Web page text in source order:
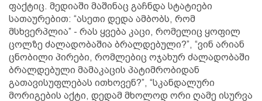
ფაქტიც. მედიაში მაშინაც გაჩნდა სტატიები
სათაურებით: “ასეთი დედა ამბობს, რომ
მსხვერპლია” - რას ყვება კაცი, რომელიც ყოფილ
ცოლზე ძალადობაშია ბრალდებული?”, “ვინ არიან
ცნობილი პირები, რომლებიც ოჯახურ ძალადობაში
ბრალდებული მამაკაცის პატიმრობიდან
გათავისუფლებას ითხოვენ?”, “სკანდალური
მორიგების აქტი, დედამ მხოლოდ ორი ღამე ისურვა